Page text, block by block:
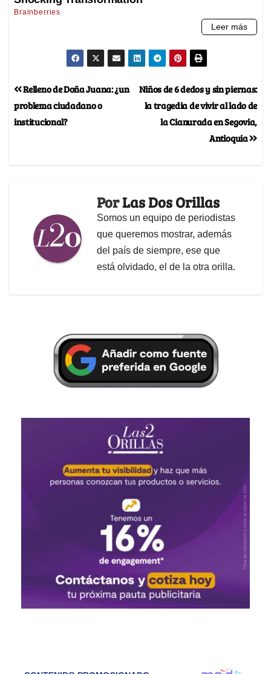
Niños de 6 dedos y sin piernas:
la tragedia de vivir al lado de
la Cianurada en Segovia,
Antioquia
Relleno de Doña Juana: ¿un
problema ciudadano o
institucional?
PorLas Dos Orillas
Somos un equipo de periodistas
que queremos mostrar, además
del país de siempre, ese que
está olvidado, el de la otra orilla.